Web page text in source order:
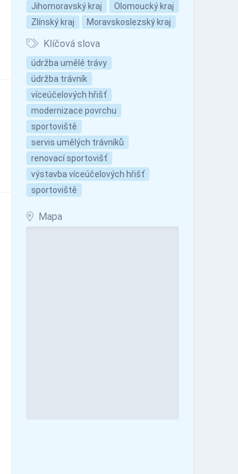
Jihomoravský kraj
Olomoucký kraj
Zlínský kraj
Moravskoslezský kraj
Klíčová slova
údržba umělé trávy
údržba trávník
víceúčelových hřišť
modernizace povrchu
sportoviště
servis umělých trávníků
renovací sportovišť
výstavba víceúčelových hřišť
sportoviště
Mapa